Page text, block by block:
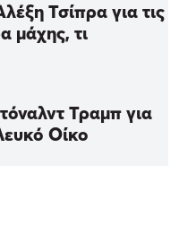
Τσίπρα για τις
μάχης, τι
Τραμπ για
Οίκο